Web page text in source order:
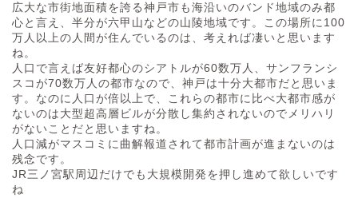
広大な市街地面積を誇る神戸市も海沿いのバンド地域のみ都
心と言え、半分が六甲山などの山陵地域です。この場所に100
万人以上の人間が住んでいるのは、考えれば凄いと思います
ね。
人口で言えば友好都心のシアトルが60数万人、サンフランシ
スコが70数万人の都市なので、神戸は十分大都市だと思いま
す。なのに人口が倍以上で、これらの都市に比べ大都市感が
ないのは大型超高層ビルが分散し集約されないのでメリハリ
がないことだと思いますね。
人口減がマスコミに曲解報道されて都市計画が進まないのは
残念です。
JR三ノ宮駅周辺だけでも大規模開発を押し進めて欲しいです
ね